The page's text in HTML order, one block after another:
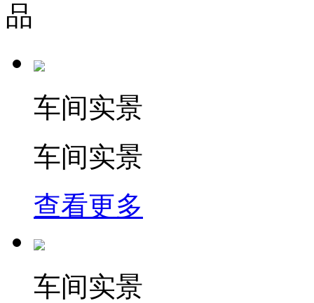
品
车间实景
车间实景
查看更多
车间实景